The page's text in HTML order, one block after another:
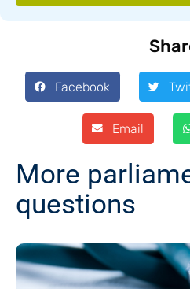
Facebook
Email
More
questions